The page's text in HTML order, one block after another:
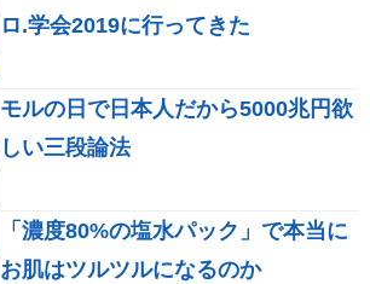
ロ.学会2019に行ってきた
モルの日で日本人だから5000兆円欲
しい三段論法
「濃度80%の塩水パック」で本当に
お肌はツルツルになるのか